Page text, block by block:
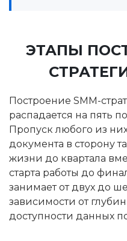
ЭТАПЫ
Построение SMM-
распадается на пять
Пропуск любого из
документа в сторону
жизни до квартала
старта работы до
занимает от двух до
зависимости от
доступности данных